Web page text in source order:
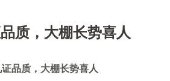
质，大棚长势喜人
品质，大棚长势喜人